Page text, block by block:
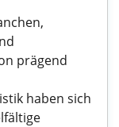
prägend
haben sich